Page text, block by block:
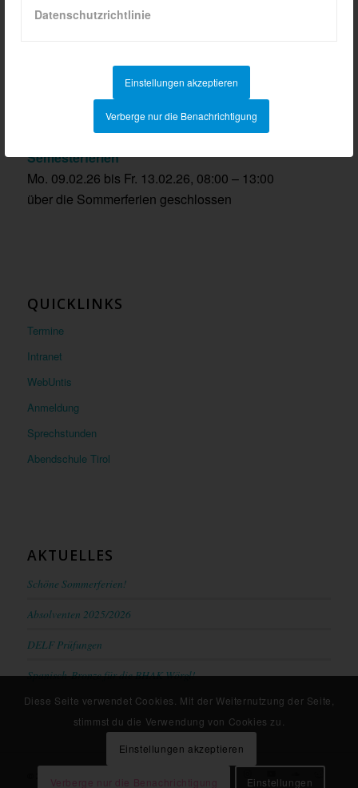
Datenschutzrichtlinie
Einstellungen akzeptieren
Verberge nur die Benachrichtigung
Öffnungszeiten Sekretariat
MO/MI/DO 7:30 – 15:30
DI/FR 7:30 – 14:30
Semesterferien
Mo. 09.02.26 bis Fr. 13.02.26, 08:00 – 13:00
über die Sommerferien geschlossen
QUICKLINKS
Termine
Intranet
WebUntis
Anmeldung
Sprechstunden
Abendschule Tirol
AKTUELLES
Schöne Sommerferien!
Absolventen 2025/2026
DELF Prüfungen
Spanisch-Bronze für die BHAK Wörgl!
Diese Seite verwendet Cookies. Mit der Weiternutzung der Seite,
stimmst du die Verwendung von Cookies zu.
Einstellungen akzeptieren
Verberge nur die Benachrichtigung Einstellungen